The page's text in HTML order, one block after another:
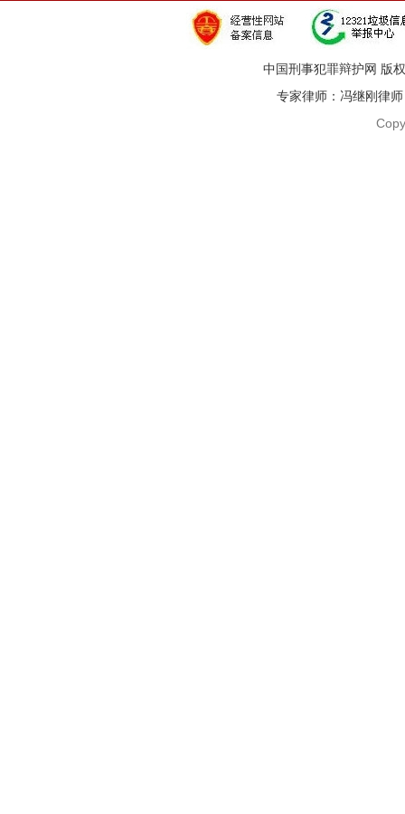
中国刑事犯罪辩护网 版
专家律师：冯继刚律